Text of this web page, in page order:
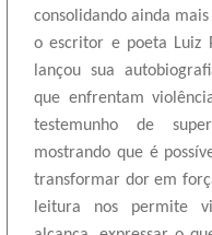
consolidando ainda
o escritor e poeta Luiz
lançou sua
que enfrentam
testemunho de
mostrando que é
transformar dor em
leitura nos permite